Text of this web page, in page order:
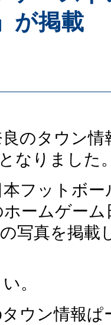
が掲載
のタウン
なりました
フットボ
ームゲー
写真を掲載
。
ウン情報ぱ